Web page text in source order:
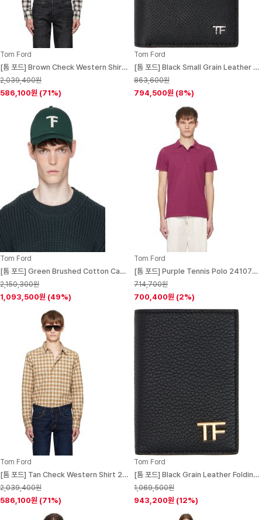
Tom Ford
[톰 포드] Brown Check Western Shirt 252076M192003
2,039,400원
586,100원 (71%)
Tom Ford
[톰 포드] Black Small Grain Leather Folding Card Holder 251076M163013
863,600원
794,500원 (8%)
Tom Ford
[톰 포드] Green Brushed Cotton Cap 252076M139002
2,150,300원
1,093,500원 (49%)
Tom Ford
[톰 포드] Purple Tennis Polo 241076M212018
714,700원
700,400원 (2%)
Tom Ford
[톰 포드] Tan Check Western Shirt 252076M192001
2,039,400원
586,100원 (71%)
Tom Ford
[톰 포드] Black Grain Leather Folding Card Holder 251076M163012
1,069,500원
943,200원 (12%)